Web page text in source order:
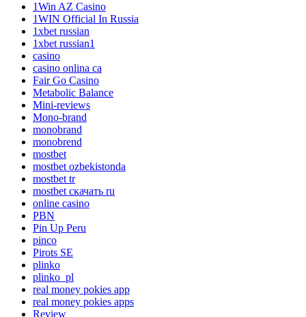
1Win AZ Casino
1WIN Official In Russia
1xbet russian
1xbet russian1
casino
casino onlina ca
Fair Go Casino
Metabolic Balance
Mini-reviews
Mono-brand
monobrand
monobrend
mostbet
mostbet ozbekistonda
mostbet tr
mostbet скачать ru
online casino
PBN
Pin Up Peru
pinco
Pirots SE
plinko
plinko_pl
real money pokies app
real money pokies apps
Review